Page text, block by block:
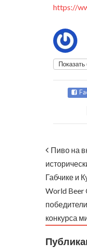
https://
Пиво на
Габчике и
World Beer
конкурса